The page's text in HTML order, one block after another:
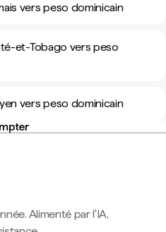
vers peso dominicain
et-Tobago vers peso
vers peso dominicain
Alimenté par l'IA,